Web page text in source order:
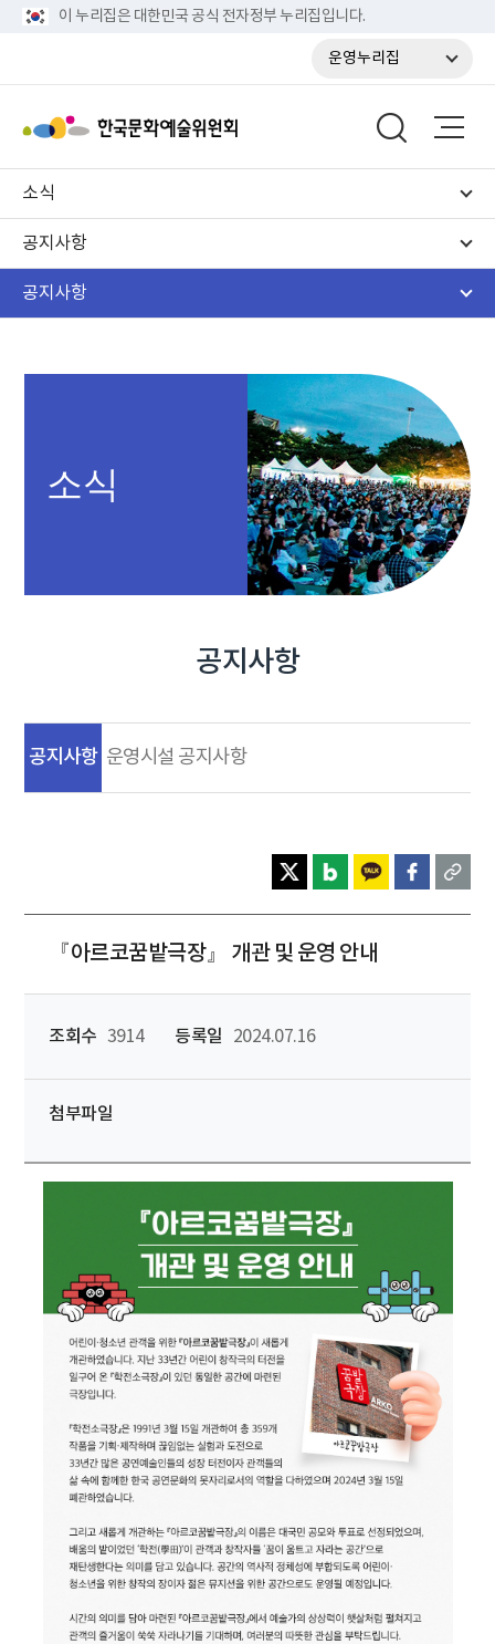
이 누리집은 대한민국 공식 전자정부 누리집입니다.
운영누리집
소식
공지사항
공지사항
소식
공지사항
공지사항 운영시설 공지사항
『아르코꿈밭극장』 개관 및 운영 안내
조회수 3914 등록일 2024.07.16
첨부파일